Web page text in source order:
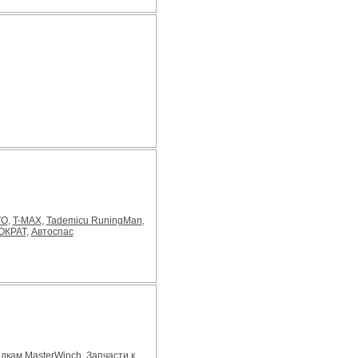
, T-MAX, Tademicu RuningMan,
, Автоспас
MasterWinch Запчасти к